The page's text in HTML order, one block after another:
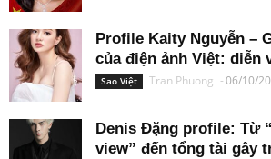
Profile Kaity Nguyễn –
của điện ảnh Việt: diễn
Sao Việt Tran Phuong -06/10/
Denis Đặng profile: Từ
view” đến tổng tài gây